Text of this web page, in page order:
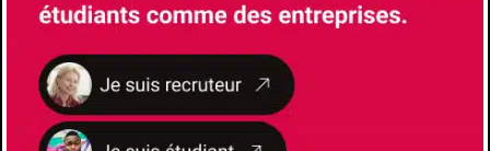
LES CHIFFRES